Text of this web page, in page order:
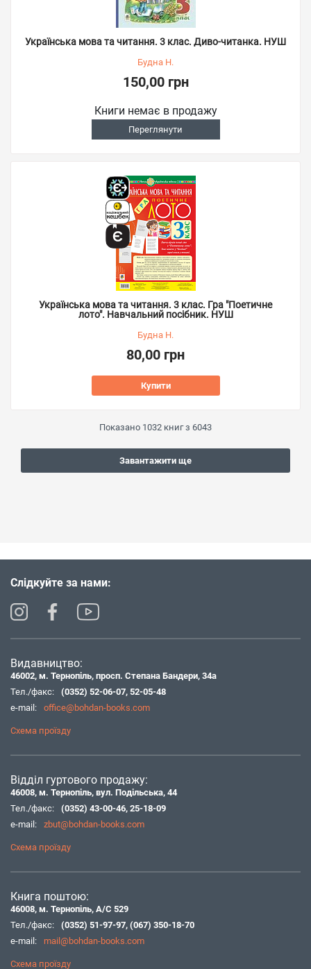
Українська мова та читання. 3 клас. Диво-читанка. НУШ
Будна Н.
150,00 грн
Книги немає в продажу
Переглянути
Українська мова та читання. 3 клас. Гра "Поетичне
лото". Навчальний посібник. НУШ
Будна Н.
80,00 грн
Купити
Показано 1032 книг з 6043
Завантажити ще
Слідкуйте за нами:
Видавництво:
46002, м. Тернопіль, просп. Степана Бандери, 34а
Тел./факс:
(0352) 52-06-07, 52-05-48
e-mail:
office@bohdan-books.com
Схема проїзду
Відділ гуртового продажу:
46008, м. Тернопіль, вул. Подільська, 44
Тел./факс:
(0352) 43-00-46, 25-18-09
e-mail:
zbut@bohdan-books.com
Схема проїзду
Книга поштою:
46008, м. Тернопіль, А/С 529
Тел./факс:
(0352) 51-97-97, (067) 350-18-70
e-mail:
mail@bohdan-books.com
Схема проїзду